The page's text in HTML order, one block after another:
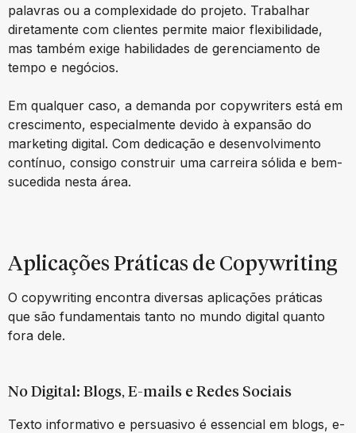
palavras ou a complexidade do projeto. Trabalhar
diretamente com clientes permite maior flexibilidade,
mas também exige habilidades de gerenciamento de
tempo e negócios.
Em qualquer caso, a demanda por copywriters está em
crescimento, especialmente devido à expansão do
marketing digital. Com dedicação e desenvolvimento
contínuo, consigo construir uma carreira sólida e bem-
sucedida nesta área.
Aplicações Práticas de Copywriting
O copywriting encontra diversas aplicações práticas
que são fundamentais tanto no mundo digital quanto
fora dele.
No Digital: Blogs, E-mails e Redes Sociais
Texto informativo e persuasivo é essencial em blogs, e-